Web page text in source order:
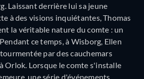
Laissant derrière lui sa jeune
à des visions inquiétantes, Thomas
la véritable nature du comte : un
ce temps, à Wisborg, Ellen
par des cauchemars
Orlok. Lorsque le comte s'installe
une série d'événements